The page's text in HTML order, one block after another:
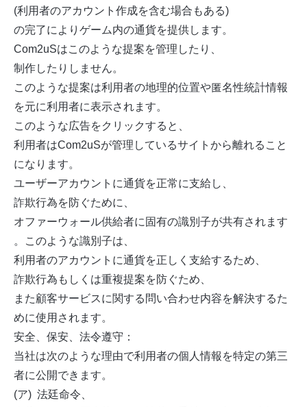
(利用者のアカウント作成を含む場合もある)
の完了によりゲーム内の通貨を提供します。
Com2uSはこのような提案を管理したり、
制作したりしません。
このような提案は利用者の地理的位置や匿名性統計情報
を元に利用者に表示されます。
このような広告をクリックすると、
利用者はCom2uSが管理しているサイトから離れること
になります。
ユーザーアカウントに通貨を正常に支給し、
詐欺行為を防ぐために、
オファーウォール供給者に固有の識別子が共有されます
。このような識別子は、
利用者のアカウントに通貨を正しく支給するため、
詐欺行為もしくは重複提案を防ぐため、
また顧客サービスに関する問い合わせ内容を解決するた
めに使用されます。
安全、保安、法令遵守：
当社は次のような理由で利用者の個人情報を特定の第三
者に公開できます。
(ア) 法廷命令、